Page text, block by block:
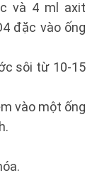
và 4 ml axit
đặc vào ống
sôi từ 10-15
vào một ống